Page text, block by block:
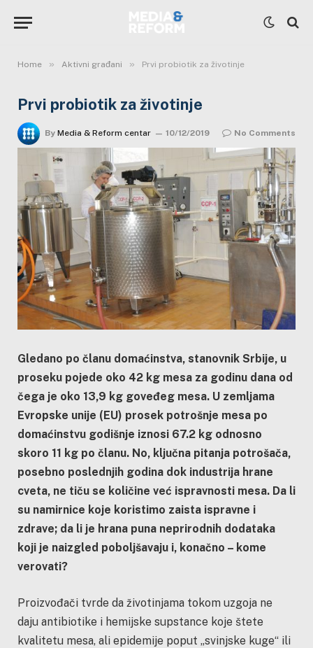
Home » Aktivni građani » Prvi probiotik za životinje
Prvi probiotik za životinje
By Media & Reform centar 10/12/2019 No Comments
Gledano po članu domaćinstva, stanovnik Srbije, u
proseku pojede oko 42 kg mesa za godinu dana od
čega je oko 13,9 kg goveđeg mesa. U zemljama
Evropske unije (EU) prosek potrošnje mesa po
domaćinstvu godišnje iznosi 67.2 kg odnosno
skoro 11 kg po članu. No, ključna pitanja potrošača,
posebno poslednjih godina dok industrija hrane
cveta, ne tiču se količine već ispravnosti mesa. Da li
su namirnice koje koristimo zaista ispravne i
zdrave; da li je hrana puna neprirodnih dodataka
koji je naizgled poboljšavaju i, konačno – kome
verovati?
Proizvođači tvrde da životinjama tokom uzgoja ne
daju antibiotike i hemijske supstance koje štete
kvalitetu mesa, ali epidemije poput „svinjske kuge“ ili